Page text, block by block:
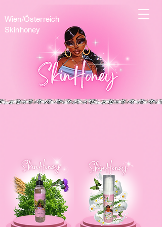
Wien/Österreich
Skinhoney